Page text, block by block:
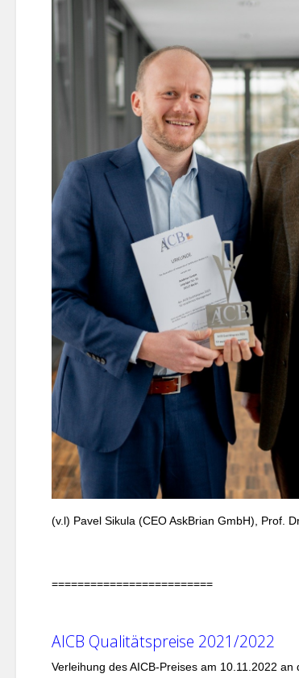
(v.l) Pavel Sikula (CEO AskBrian GmbH), Prof.
=========================
AICB Qualitätspreise 2021/2022
Verleihung des AICB-Preises am 10.11.2022